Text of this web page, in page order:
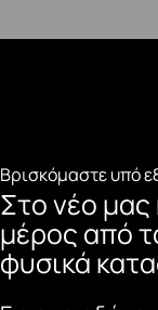
Βρισκόμαστε υπό
Στο νέο μας
μέρος από
φυσικά